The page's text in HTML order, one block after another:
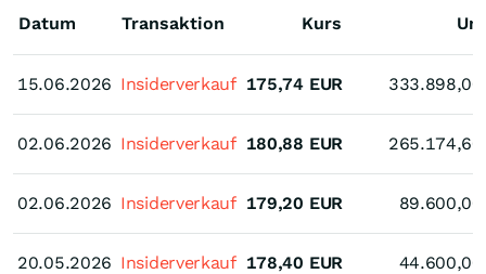
Datum
15.06.2026
02.06.2026
02.06.2026
20.05.2026
Transaktion Kurs
15.06.2026 Insiderverkauf 175,74 EUR 333.898,00
02.06.2026 Insiderverkauf 180,88 EUR 265.174,60
02.06.2026 Insiderverkauf 179,20 EUR 89.600,00
20.05.2026 Insiderverkauf 178,40 EUR 44.600,00